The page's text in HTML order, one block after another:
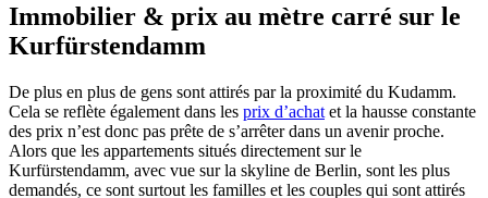
Immobilier & prix au mètre carré sur le
Kurfürstendamm
De plus en plus de gens sont attirés par la proximité du Kudamm.
Cela se reflète également dans les prix d’achat et la hausse constante
des prix n’est donc pas prête de s’arrêter dans un avenir proche.
Alors que les appartements situés directement sur le
Kurfürstendamm, avec vue sur la skyline de Berlin, sont les plus
demandés, ce sont surtout les familles et les couples qui sont attirés